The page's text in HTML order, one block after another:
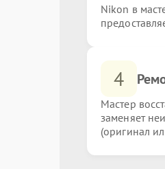
Nikon в
4
Мастер
заменяет
(оригинал